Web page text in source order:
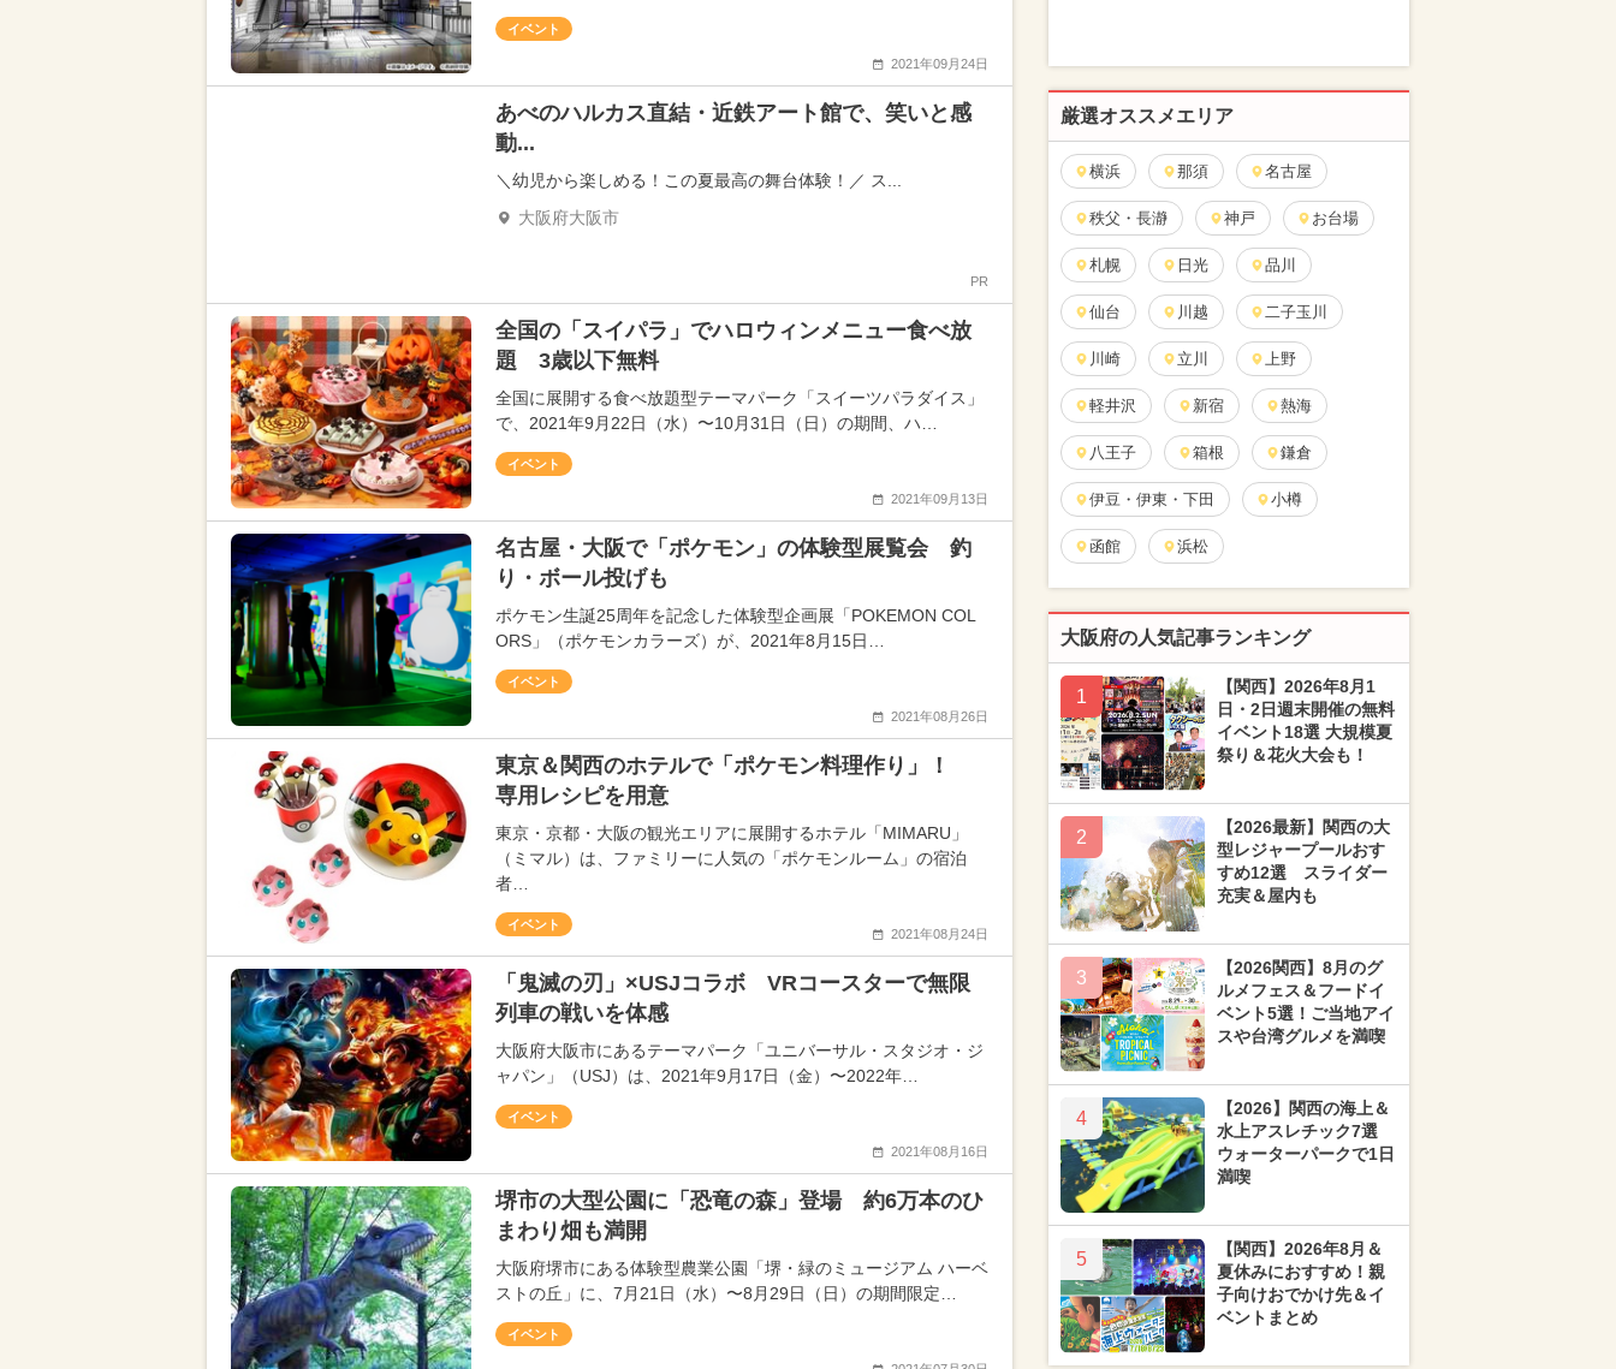
イベント
2021年09月24日
あべのハルカス直結・近鉄アート館で、笑いと感
動...
＼幼児から楽しめる！この夏最高の舞台体験！／ ス...
大阪府大阪市
PR
全国の「スイパラ」でハロウィンメニュー食べ放
題 3歳以下無料
全国に展開する食べ放題型テーマパーク「スイーツパラダイス」
で、2021年9月22日（水）〜10月31日（日）の期間、ハ…
イベント
2021年09月13日
名古屋・大阪で「ポケモン」の体験型展覧会 釣
り・ボール投げも
ポケモン生誕25周年を記念した体験型企画展「POKEMON COL
ORS」（ポケモンカラーズ）が、2021年8月15日…
イベント
2021年08月26日
東京＆関西のホテルで「ポケモン料理作り」！
専用レシピを用意
東京・京都・大阪の観光エリアに展開するホテル「MIMARU」
（ミマル）は、ファミリーに人気の「ポケモンルーム」の宿泊
者…
イベント
2021年08月24日
「鬼滅の刃」×USJコラボ VRコースターで無限
列車の戦いを体感
大阪府大阪市にあるテーマパーク「ユニバーサル・スタジオ・ジ
ャパン」（USJ）は、2021年9月17日（金）〜2022年…
イベント
2021年08月16日
堺市の大型公園に「恐竜の森」登場 約6万本のひ
まわり畑も満開
大阪府堺市にある体験型農業公園「堺・緑のミュージアム ハーベ
ストの丘」に、7月21日（水）〜8月29日（日）の期間限定…
イベント
厳選オススメエリア
横浜 那須 名古屋
秩父・長瀞 神戸 お台場
札幌 日光 品川
仙台 川越 二子玉川
川崎 立川 上野
軽井沢 新宿 熱海
八王子 箱根 鎌倉
伊豆・伊東・下田 小樽
函館 浜松
大阪府の人気記事ランキング
1
【関西】2026年8月1
日・2日週末開催の無料
イベント18選 大規模夏
祭り＆花火大会も！
2
【2026最新】関西の大
型レジャープールおす
すめ12選 スライダー
充実＆屋内も
3
【2026関西】8月のグ
ルメフェス＆フードイ
ベント5選！ご当地アイ
スや台湾グルメを満喫
4
【2026】関西の海上＆
水上アスレチック7選
ウォーターパークで1日
満喫
5
【関西】2026年8月＆
夏休みにおすすめ！親
子向けおでかけ先＆イ
ベントまとめ